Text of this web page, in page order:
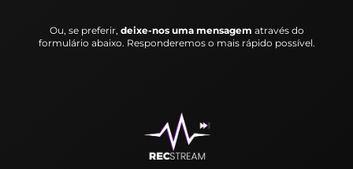
Ou, se preferir, deixe-nos uma mensagem através do
formulário abaixo. Responderemos o mais rápido possível.